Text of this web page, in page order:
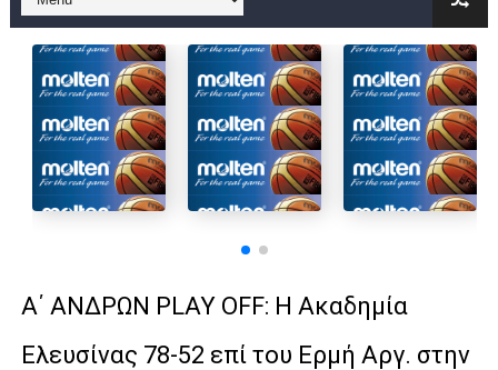
B ΕΦΗΒΩΝ F4 : Χάλκινο το Πέρα 71-56 την Δραπετσώνα στον
Στην National League 2 ο Μανδραϊκός 83-72 τον Εθνικό
Live streaming ΜΠΑΡΑΖ ΑΝΟΔΟΥ ΣΤΗΝ NL 2 : ΑΥΡΙΟ
Β΄ ΕΦΗΒΩΝ F4 : Εντυπωσιακός ο Ρέντης στον τελικό 104-77
Α΄ ΑΝΔΡΩΝ PLAY OFF: Η Ακαδημία
Ελευσίνας 78-52 επί του Ερμή Αργ. στην